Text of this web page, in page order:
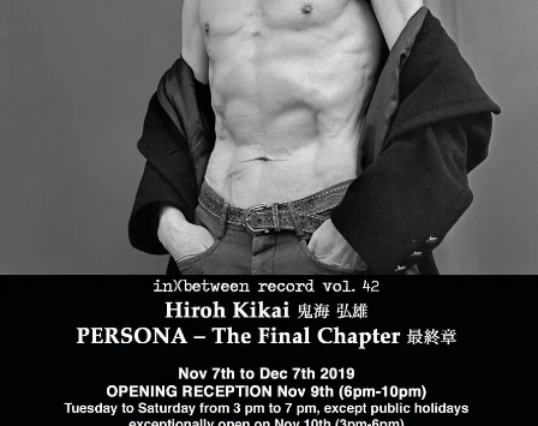
SERVICES
CRÉER SON CATALOGUE RAISONNÉ
ABONNEMENTS DÉDIÉS AUX GALERISTES
CRÉER SON SITE ARTISTE
CRÉER SON CATALOGUE D'EXPO
PUBLIER SES EXPOSITIONS
DEVENIR CONTRIBUTEUR
À PROPOS